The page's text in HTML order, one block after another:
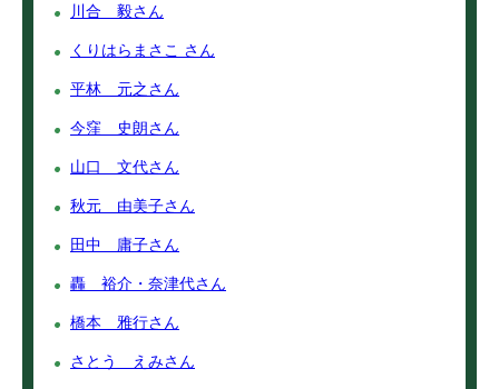
川合 毅さん
くりはらまさこ さん
平林 元之さん
今窪 史朗さん
山口 文代さん
秋元 由美子さん
田中 庸子さん
轟 裕介・奈津代さん
橋本 雅行さん
さとう えみさん